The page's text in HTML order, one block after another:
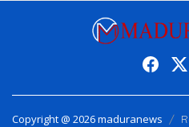
Copyright @ 2026 maduranews